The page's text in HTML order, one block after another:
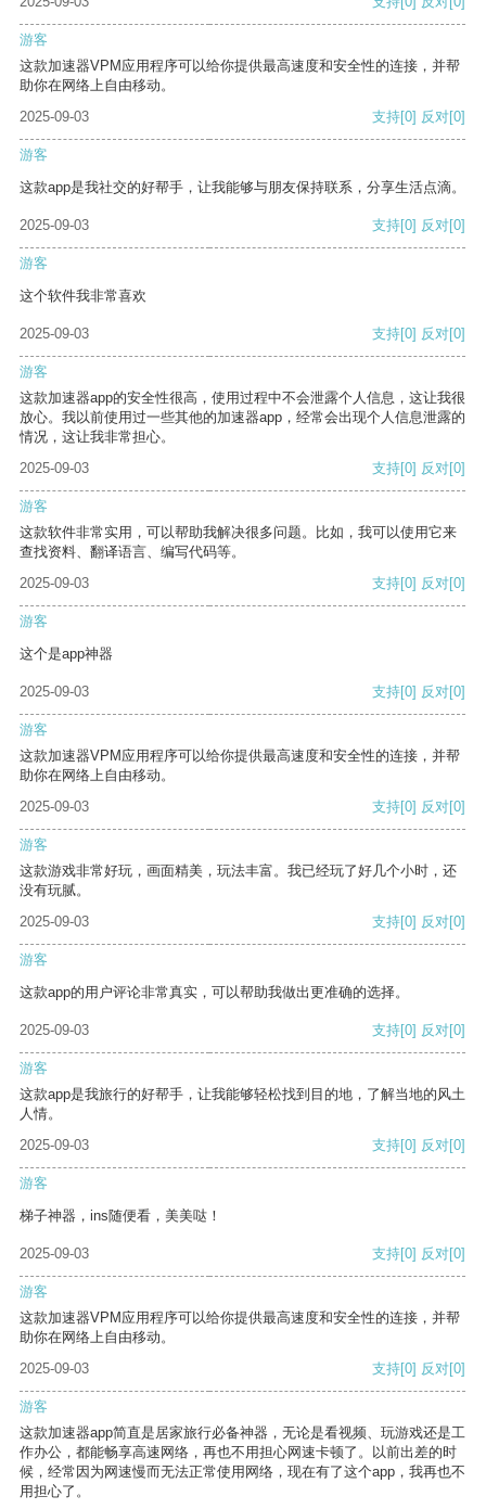
游客
这款加速器VPM应用程序可以给你提供最高速度和安全性的连接，并帮
助你在网络上自由移动。
2025-09-03
支持[0] 反对[0]
游客
这款app是我社交的好帮手，让我能够与朋友保持联系，分享生活点滴。
2025-09-03 支持[0] 反对[0]
游客
这个软件我非常喜欢
2025-09-03 支持[0] 反对[0]
游客
这款加速器app的安全性很高，使用过程中不会泄露个人信息，这让我很
放心。我以前使用过一些其他的加速器app，经常会出现个人信息泄露的
情况，这让我非常担心。
2025-09-03
支持[0] 反对[0]
游客
这款软件非常实用，可以帮助我解决很多问题。比如，我可以使用它来
查找资料、翻译语言、编写代码等。
2025-09-03
支持[0] 反对[0]
游客
这个是app神器
2025-09-03 支持[0] 反对[0]
游客
这款加速器VPM应用程序可以给你提供最高速度和安全性的连接，并帮
助你在网络上自由移动。
2025-09-03
支持[0] 反对[0]
游客
这款游戏非常好玩，画面精美，玩法丰富。我已经玩了好几个小时，还
没有玩腻。
2025-09-03
支持[0] 反对[0]
游客
这款app的用户评论非常真实，可以帮助我做出更准确的选择。
2025-09-03 支持[0] 反对[0]
游客
这款app是我旅行的好帮手，让我能够轻松找到目的地，了解当地的风土
人情。
2025-09-03
支持[0] 反对[0]
游客
梯子神器，ins随便看，美美哒！
2025-09-03 支持[0] 反对[0]
游客
这款加速器VPM应用程序可以给你提供最高速度和安全性的连接，并帮
助你在网络上自由移动。
2025-09-03
支持[0] 反对[0]
游客
这款加速器app简直是居家旅行必备神器，无论是看视频、玩游戏还是工
作办公，都能畅享高速网络，再也不用担心网速卡顿了。以前出差的时
候，经常因为网速慢而无法正常使用网络，现在有了这个app，我再也不
用担心了。